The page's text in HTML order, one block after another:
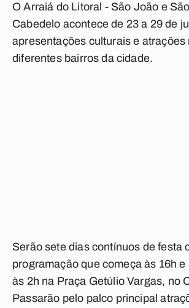
O Arraiá do Litoral - São João e
Cabedelo acontece de 23 a 29 de
apresentações culturais e atrações
diferentes bairros da cidade.
Serão sete dias contínuos de festa
programação que começa às 16h e
às 2h na Praça Getúlio Vargas, no
Passarão pelo palco principal